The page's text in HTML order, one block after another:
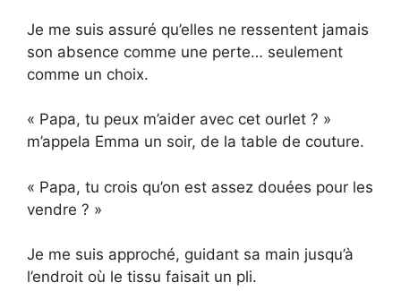
Je me suis assuré qu’elles ne ressentent jamais
son absence comme une perte… seulement
comme un choix.
« Papa, tu peux m’aider avec cet ourlet ? »
m’appela Emma un soir, de la table de couture.
« Papa, tu crois qu’on est assez douées pour les
vendre ? »
Je me suis approché, guidant sa main jusqu’à
l’endroit où le tissu faisait un pli.